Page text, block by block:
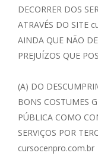
DECORRER DOS
ATRAVÉS DO SITE
AINDA QUE NÃO
PREJUÍZOS QUE
(A) DO
BONS COSTUMES
PÚBLICA COMO
SERVIÇOS POR
cursocenpro.com.br